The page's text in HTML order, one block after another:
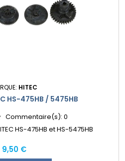
HITEC
HS-475HB / 5475HB
Commentaire(s): 0
HS-475HB et HS-5475HB
Prix
9,50 €